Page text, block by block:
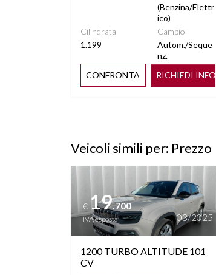
FOTOCROMATICO
VIRTUAL COCKPIT
(Benzina/Elettr
ico)
Cilindrata
1.199
Cambio
Autom./Seque
nz.
CONFRONTA
RICHIEDI INFO
Veicoli simili per: Prezzo
Vedi dettagli
€19.700
IVA esposta 03/2025
1200 TURBO ALTITUDE 101
CV